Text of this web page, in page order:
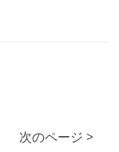
次のページ >